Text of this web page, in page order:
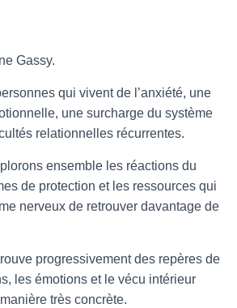
Gassy.
qui vivent de l’anxiété, une
une surcharge du système
relationnelles récurrentes.
ensemble les réactions du
de protection et les ressources qui
nerveux de retrouver davantage de
progressivement des repères de
les émotions et le vécu intérieur
très concrète.